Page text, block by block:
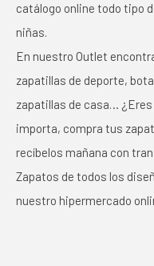
catálogo online todo tipo
niñas.
En nuestro Outlet
zapatillas de deporte,
zapatillas de casa…
importa, compra tus
recíbelos mañana con
Zapatos de todos los
nuestro hipermercado